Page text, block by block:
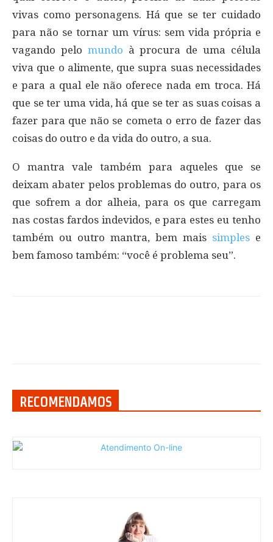
vivas como personagens. Há que se ter cuidado
para não se tornar um vírus: sem vida própria e
vagando pelo mundo à procura de uma célula
viva que o alimente, que supra suas necessidades
e para a qual ele não oferece nada em troca. Há
que se ter uma vida, há que se ter as suas coisas a
fazer para que não se cometa o erro de fazer das
coisas do outro e da vida do outro, a sua.
O mantra vale também para aqueles que se
deixam abater pelos problemas do outro, para os
que sofrem a dor alheia, para os que carregam
nas costas fardos indevidos, e para estes eu tenho
também ou outro mantra, bem mais simples e
bem famoso também: “você é problema seu”.
RECOMENDAMOS